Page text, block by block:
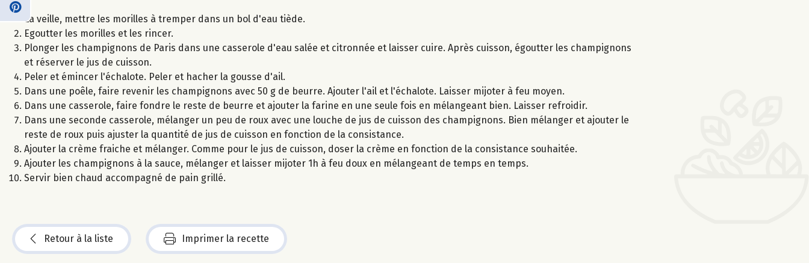
La veille, mettre les morilles à tremper dans un bol d'eau tiède.
Egoutter les morilles et les rincer.
Plonger les champignons de Paris dans une casserole d'eau salée et citronnée et laisser cuire. Après cuisson, égoutter les champignons
et réserver le jus de cuisson.
Peler et émincer l'échalote. Peler et hacher la gousse d'ail.
Dans une poêle, faire revenir les champignons avec 50 g de beurre. Ajouter l'ail et l'échalote. Laisser mijoter à feu moyen.
Dans une casserole, faire fondre le reste de beurre et ajouter la farine en une seule fois en mélangeant bien. Laisser refroidir.
Dans une seconde casserole, mélanger un peu de roux avec une louche de jus de cuisson des champignons. Bien mélanger et ajouter le
reste de roux puis ajuster la quantité de jus de cuisson en fonction de la consistance.
Ajouter la crème fraiche et mélanger. Comme pour le jus de cuisson, doser la crème en fonction de la consistance souhaitée.
Ajouter les champignons à la sauce, mélanger et laisser mijoter 1h à feu doux en mélangeant de temps en temps.
Servir bien chaud accompagné de pain grillé.
Retour à la liste Imprimer la recette